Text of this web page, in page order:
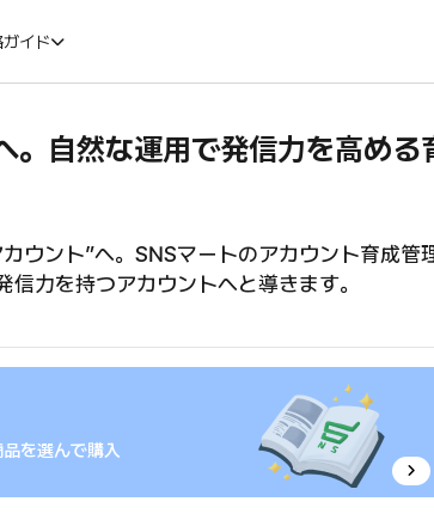
イド
自然な運用で発信力を高める
ウント”へ。SNSマートのアカウント育成管
力を持つアカウントへと導きます。
を選んで購入